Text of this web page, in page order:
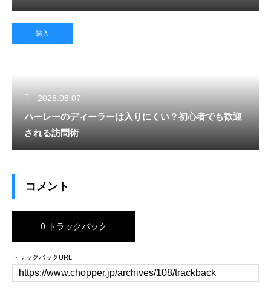
購入
2026.08.07
ハーレーのディーラーは入りにくい？初心者でも歓迎
される訪問術
コメント
0 トラックバック
トラックバックURL